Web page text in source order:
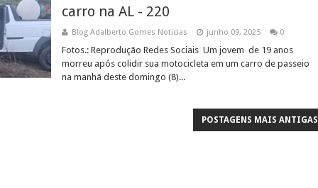
carro na AL - 220
Blog Adalberto Gomes Noticias junho 09, 2025 0
Fotos.: Reprodução Redes Sociais Um jovem de 19 anos
morreu após colidir sua motocicleta em um carro de passeio
na manhã deste domingo (8)...
POSTAGENS MAIS ANTIGAS